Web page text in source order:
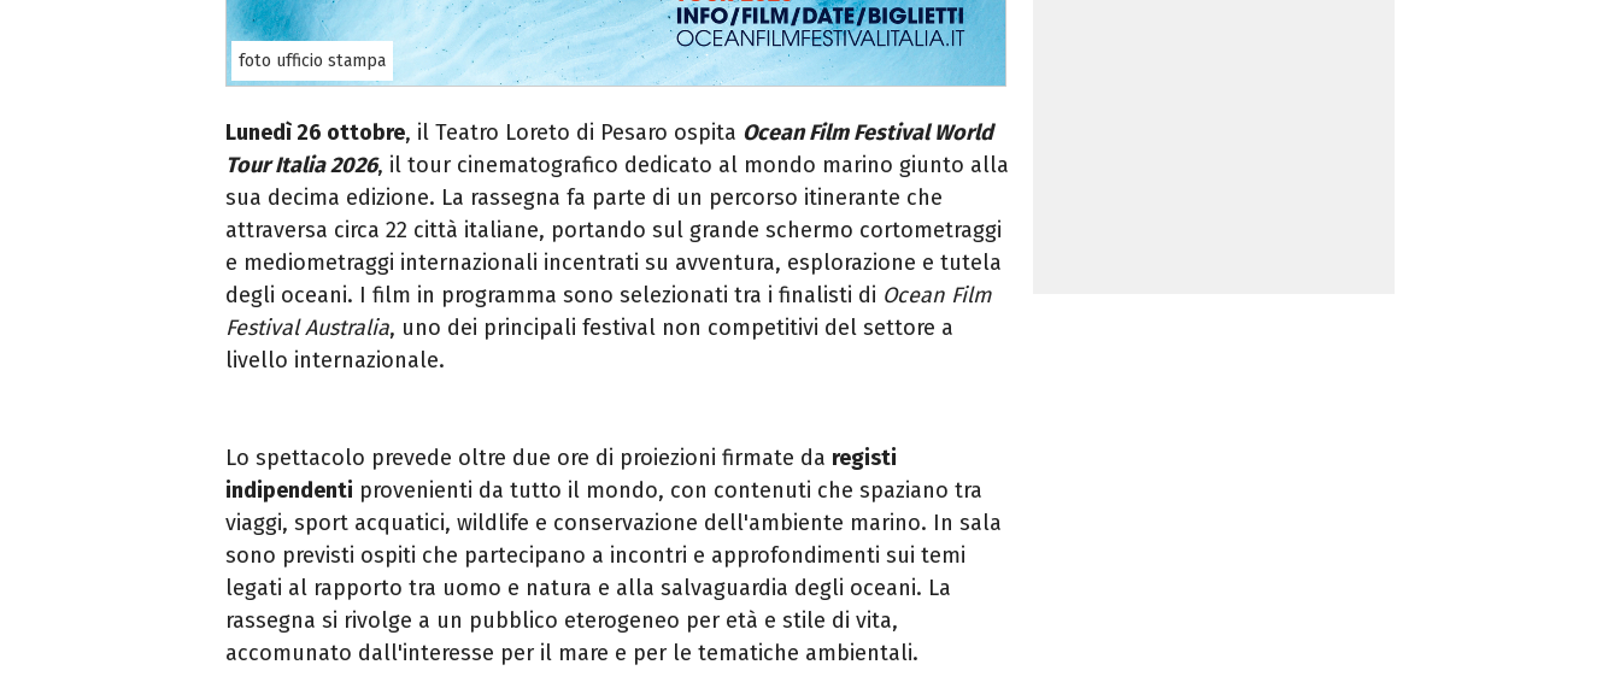
foto ufficio stampa
Lunedì 26 ottobre, il Teatro Loreto di Pesaro ospita Ocean Film Festival World
Tour Italia 2026, il tour cinematografico dedicato al mondo marino giunto alla
sua decima edizione. La rassegna fa parte di un percorso itinerante che
attraversa circa 22 città italiane, portando sul grande schermo cortometraggi
e mediometraggi internazionali incentrati su avventura, esplorazione e tutela
degli oceani. I film in programma sono selezionati tra i finalisti di Ocean Film
Festival Australia, uno dei principali festival non competitivi del settore a
livello internazionale.
Lo spettacolo prevede oltre due ore di proiezioni firmate da registi
indipendenti provenienti da tutto il mondo, con contenuti che spaziano tra
viaggi, sport acquatici, wildlife e conservazione dell'ambiente marino. In sala
sono previsti ospiti che partecipano a incontri e approfondimenti sui temi
legati al rapporto tra uomo e natura e alla salvaguardia degli oceani. La
rassegna si rivolge a un pubblico eterogeneo per età e stile di vita,
accomunato dall'interesse per il mare e per le tematiche ambientali.